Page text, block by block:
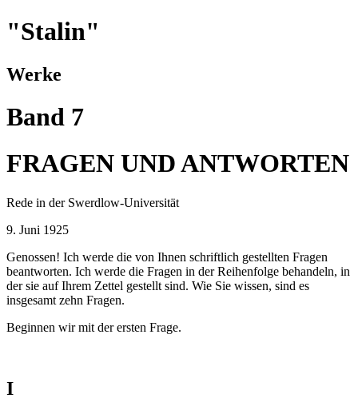
"Stalin"
Werke
Band 7
FRAGEN UND ANTWORTEN
Rede in der Swerdlow-Universität
9. Juni 1925
Genossen! Ich werde die von Ihnen schriftlich gestellten Fragen
beantworten. Ich werde die Fragen in der Reihenfolge behandeln, in
der sie auf Ihrem Zettel gestellt sind. Wie Sie wissen, sind es
insgesamt zehn Fragen.
Beginnen wir mit der ersten Frage.
I